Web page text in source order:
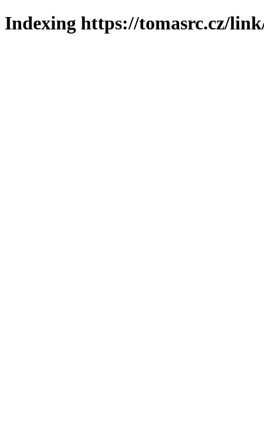
Indexing https://tomasrc.cz/